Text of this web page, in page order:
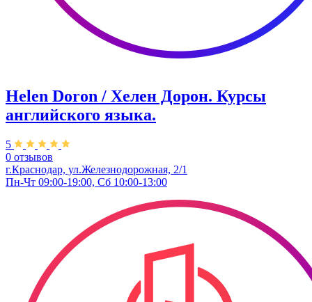
Helen Doron / Хелен Дорон. Курсы
английского языка.
5
0 отзывов
г.Краснодар, ул.Железнодорожная, 2/1
Пн-Чт 09:00-19:00, Сб 10:00-13:00